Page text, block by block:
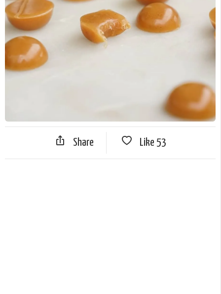
Share Like 53